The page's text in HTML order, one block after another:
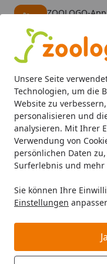
Unsere Seite
Technologien, um die
Website zu
personalisieren und
analysieren. Mit Ihrer
Verwendung von
persönlichen Daten
Surferlebnis und
Sie können Ihre
Einstellungen
ZOOLOGO-App
Alle Produkte
Mein Konto
Suchen
Startseite
Hund Hundefutter
Corwex
Hundesnack